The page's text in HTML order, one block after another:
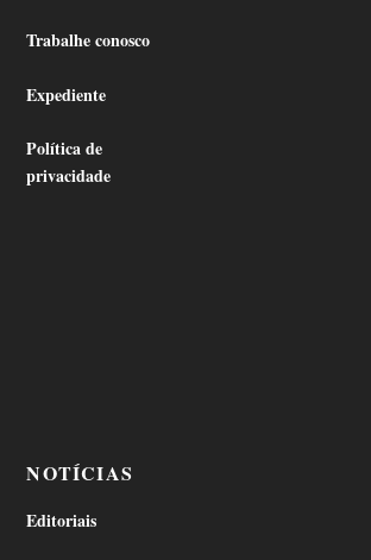
Trabalhe conosco
Expediente
Política de
privacidade
NOTÍCIAS
Editoriais